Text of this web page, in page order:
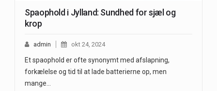
Spaophold i Jylland: Sundhed for sjæl og
krop
admin okt 24, 2024
Et spaophold er ofte synonymt med afslapning,
forkælelse og tid til at lade batterierne op, men
mange…